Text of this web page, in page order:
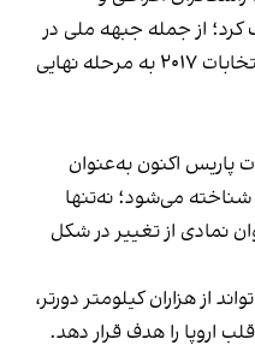
کرد؛ از جمله جبهه ملی در
فرانسه به رهبری مارین لوپن در انتخابات ۲۰۱۷ به مرحله‌ نهایی
پاریس اکنون به‌عنوان
می‌شود؛ نه‌تنها
نمادی از تغییر در شکل
از هزاران کیلومتر دورتر،
اروپا را هدف قرار دهد.